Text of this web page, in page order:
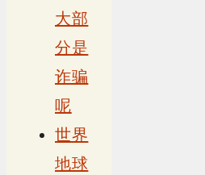
大部
分是
诈骗
呢
世界
地球